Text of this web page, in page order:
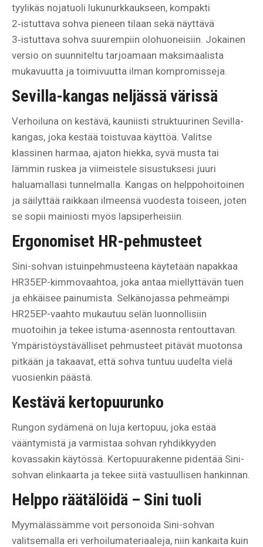
tyylikäs nojatuoli lukunurkkaukseen, kompakti
2‑istuttava sohva pieneen tilaan sekä näyttävä
3‑istuttava sohva suurempiin olohuoneisiin. Jokainen
versio on suunniteltu tarjoamaan maksimaalista
mukavuutta ja toimivuutta ilman kompromisseja.
Sevilla-kangas neljässä värissä
Verhoiluna on kestävä, kauniisti struktuurinen Sevilla-
kangas, joka kestää toistuvaa käyttöä. Valitse
klassinen harmaa, ajaton hiekka, syvä musta tai
lämmin ruskea ja viimeistele sisustuksesi juuri
haluamallasi tunnelmalla. Kangas on helppohoitoinen
ja säilyttää raikkaan ilmeensä vuodesta toiseen, joten
se sopii mainiosti myös lapsiperheisiin.
Ergonomiset HR-pehmusteet
Sini-sohvan istuinpehmusteena käytetään napakkaa
HR35EP-kimmovaahtoa, joka antaa miellyttävän tuen
ja ehkäisee painumista. Selkänojassa pehmeämpi
HR25EP-vaahto mukautuu selän luonnollisiin
muotoihin ja tekee istuma-asennosta rentouttavan.
Ympäristöystävälliset pehmusteet pitävät muotonsa
pitkään ja takaavat, että sohva tuntuu uudelta vielä
vuosienkin päästä.
Kestävä kertopuurunko
Rungon sydämenä on luja kertopuu, joka estää
vääntymistä ja varmistaa sohvan ryhdikkyyden
kovassakin käytössä. Kertopuurakenne pidentää Sini-
sohvan elinkaarta ja tekee siitä vastuullisen hankinnan.
Helppo räätälöidä – Sini tuoli
Myymälässämme voit personoida Sini-sohvan
valitsemalla eri verhoilumateriaaleja, niin kankaita kuin